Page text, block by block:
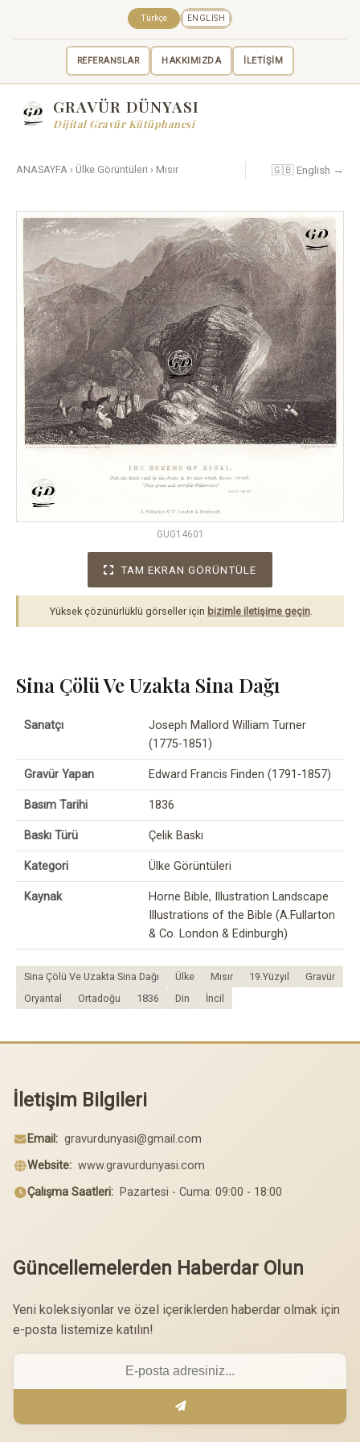
REFERANSLAR HAKKIMIZDA İLETİŞİM
Türkçe ENGLISH
GRAVÜR DÜNYASI
Dijital Gravür Kütüphanesi
ANASAYFA › Ülke Görüntüleri › Mısır 🇬🇧 English →
GUG14601
TAM EKRAN GÖRÜNTÜLE
Yüksek çözünürlüklü görseller için bizimle iletişime geçin.
Sina Çölü Ve Uzakta Sina Dağı
Sanatçı
Joseph Mallord William Turner
(1775-1851)
Gravür Yapan Edward Francis Finden (1791-1857)
Basım Tarihi 1836
Baskı Türü Çelik Baskı
Kategori Ülke Görüntüleri
Kaynak
Horne Bible, Illustration Landscape
Illustrations of the Bible (A.Fullarton
& Co. London & Edinburgh)
Sina Çölü Ve Uzakta Sina Dağı Ülke Mısır 19.Yüzyıl
Gravür
Oryantal
Ortadoğu 1836 Din İncil
İletişim Bilgileri
Email: gravurdunyasi@gmail.com
Website: www.gravurdunyasi.com
Çalışma Saatleri: Pazartesi - Cuma: 09:00 - 18:00
Güncellemelerden Haberdar Olun
Yeni koleksiyonlar ve özel içeriklerden haberdar olmak için
e-posta listemize katılın!